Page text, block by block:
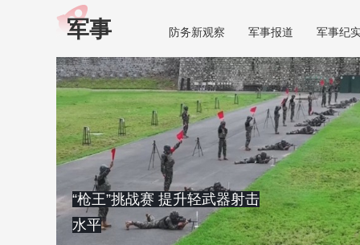
军事 防务新观察 军事报道 军事纪
“枪王”挑战赛 提升轻武器射击
水平